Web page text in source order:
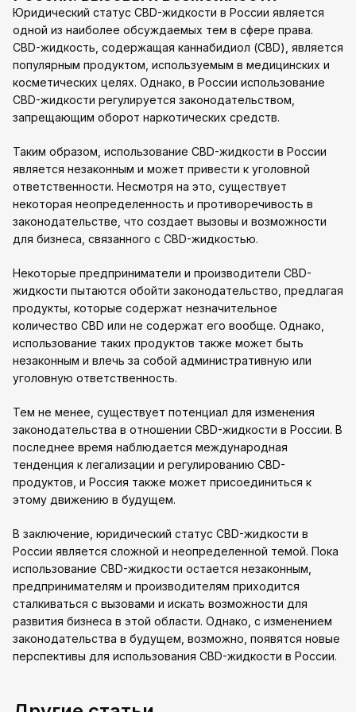
Юридический статус CBD-жидкости в России является
одной из наиболее обсуждаемых тем в сфере права.
CBD-жидкость, содержащая каннабидиол (CBD), является
популярным продуктом, используемым в медицинских и
косметических целях. Однако, в России использование
CBD-жидкости регулируется законодательством,
запрещающим оборот наркотических средств.
Таким образом, использование CBD-жидкости в России
является незаконным и может привести к уголовной
ответственности. Несмотря на это, существует
некоторая неопределенность и противоречивость в
законодательстве, что создает вызовы и возможности
для бизнеса, связанного с CBD-жидкостью.
Некоторые предприниматели и производители CBD-
жидкости пытаются обойти законодательство, предлагая
продукты, которые содержат незначительное
количество CBD или не содержат его вообще. Однако,
использование таких продуктов также может быть
незаконным и влечь за собой административную или
уголовную ответственность.
Тем не менее, существует потенциал для изменения
законодательства в отношении CBD-жидкости в России. В
последнее время наблюдается международная
тенденция к легализации и регулированию CBD-
продуктов, и Россия также может присоединиться к
этому движению в будущем.
В заключение, юридический статус CBD-жидкости в
России является сложной и неопределенной темой. Пока
использование CBD-жидкости остается незаконным,
предпринимателям и производителям приходится
сталкиваться с вызовами и искать возможности для
развития бизнеса в этой области. Однако, с изменением
законодательства в будущем, возможно, появятся новые
перспективы для использования CBD-жидкости в России.